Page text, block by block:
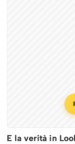
E la verità in